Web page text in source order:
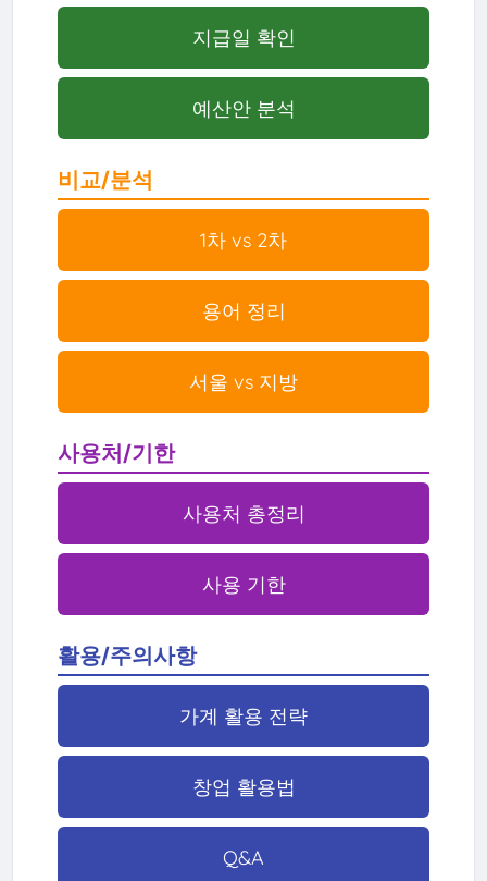
지급일 확인
예산안 분석
비교/분석
1차 vs 2차
용어 정리
서울 vs 지방
사용처/기한
사용처 총정리
사용 기한
활용/주의사항
가계 활용 전략
창업 활용법
Q&A